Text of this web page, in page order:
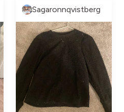
Sagaronnqvistberg